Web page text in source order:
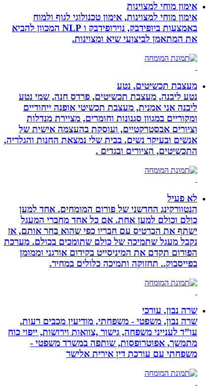
אימון מוחי למצוינות
אימון מוחי למצוינות, אימון טכנולוגי לגוף ולמוח
באמצעות ביופידבק, נוירופידבק ו NLP המכוון להביא
את המתאמן לביצועי שיא ומצוינות.
מעצבת תכשיטים, נטע
נטע ליבנה, מעצבת תכשיטים, פרדס חנה, שמי נטע
ליבנה אני אמנית, מעצבת תכשיטי אופנה ייחודיים
ומקוריים במגוון סגנונות וחומרים, מציירת מנדלות
וציורים אבסטרקטיים, ועוסקת בהעצמה אישית של
אנשים ובעיקר נשים. בבית שלי נמצאת החנות והגלריה,
התכשיטים, הציורים ובגדים .
לא פעיל
הנטוורקינג החדשני של פורום המומחים. אחד למען
כולם וכולם למען אחת. אם כל אחד מחברי המעגל
ישתף את הכרטיס עם חבריו כפי שהוא בחר אותם, אז
נקבל מעגל שתמיכה של כולם שתומכים בכולם. מערכת
הפורום תקדם את המיניסייט בקידום אורגני וממומן
בפייסבוק.. תחזוקה ותמיכה כלולים במחיר.
שרה נבון, עורכי
שרה נבון, משפטי - משפחתי, מודיעין מכבים רעות,
עו”ד לענייני משפחה, גישור ,צוואות וירושות, ייפוי כוח
מתמשך, אפוטרופסות, שותפה במשרד משפטי -
משפחתי עם עורכת דין אירית אלישר